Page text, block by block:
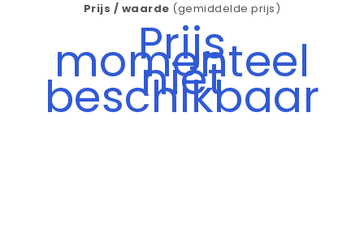
Prijs / waarde (gemiddelde prijs)
Prijs
momenteel
niet
beschikbaar